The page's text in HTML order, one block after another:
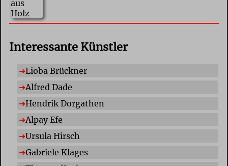
Interessante Künstler
Lioba Brückner
Alfred Dade
Hendrik Dorgathen
Alpay Efe
Ursula Hirsch
Gabriele Klages